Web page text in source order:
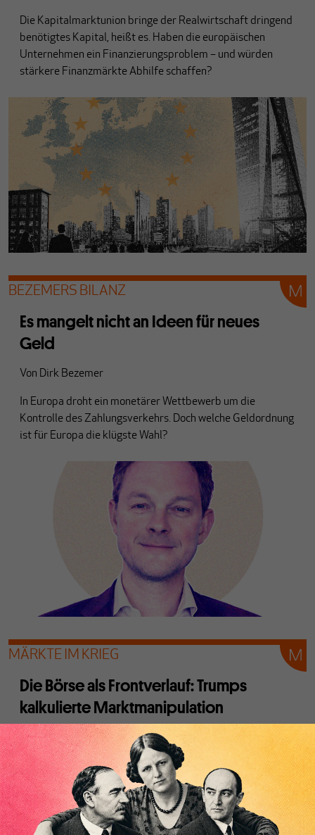
Die Kapitalmarktunion bringe der Realwirtschaft dringend
benötigtes Kapital, heißt es. Haben die europäischen
Unternehmen ein Finanzierungsproblem – und würden
stärkere Finanzmärkte Abhilfe schaffen?
BEZEMERS BILANZ
Es mangelt nicht an Ideen für neues
Geld
Von Dirk Bezemer
In Europa droht ein monetärer Wettbewerb um die
Kontrolle des Zahlungsverkehrs. Doch welche Geldordnung
ist für Europa die klügste Wahl?
MÄRKTE IM KRIEG
Die Börse als Frontverlauf: Trumps
kalkulierte Marktmanipulation
VonMatt Stoller
Die US-Regierung versucht mit strategischer
Kommunikation die Aktienmärte zu beruhigen. Doch
spätestens, wenn die physische Knappheit zu den
Realmärkten durchschlägt, stößt die